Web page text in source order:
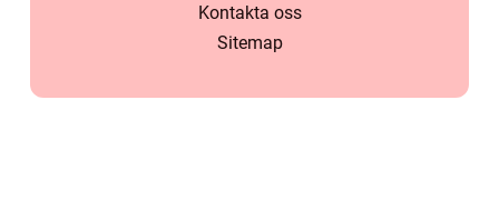
Kontakta oss
Sitemap